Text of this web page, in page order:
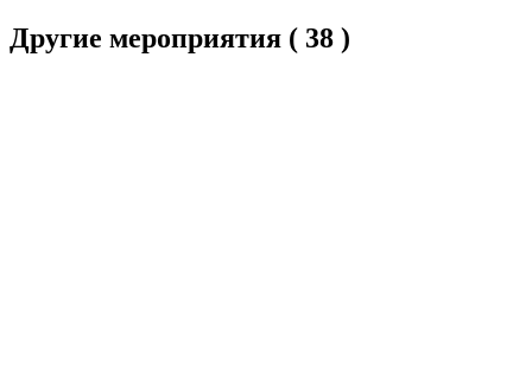
Другие мероприятия ( 38 )